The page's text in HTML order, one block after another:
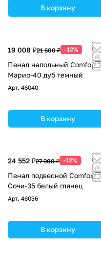
В корзину
19 008 ₽21 600 ₽ -12%
Пенал напольный Comforty
Марио-40 дуб темный
Арт. 46040
В корзину
24 552 ₽27 900 ₽ -12%
Пенал подвесной Comforty
Сочи-35 белый глянец
Арт. 46036
В корзину